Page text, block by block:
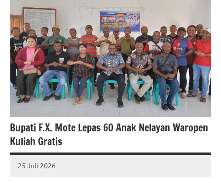
Bupati F.X. Mote Lepas 60 Anak Nelayan Waropen
Kuliah Gratis
25 Juli 2026
MEPAGO
No